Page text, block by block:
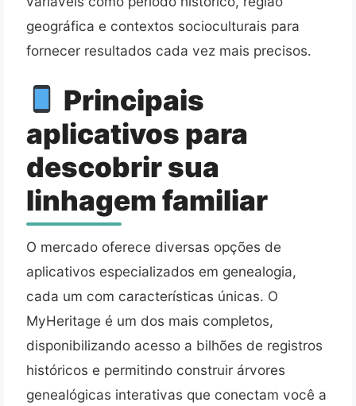
geográfica e contextos socioculturais para
fornecer resultados cada vez mais precisos.
Principais
aplicativos para
descobrir sua
linhagem familiar
O mercado oferece diversas opções de
aplicativos especializados em genealogia,
cada um com características únicas. O
MyHeritage é um dos mais completos,
disponibilizando acesso a bilhões de registros
históricos e permitindo construir árvores
genealógicas interativas que conectam você a